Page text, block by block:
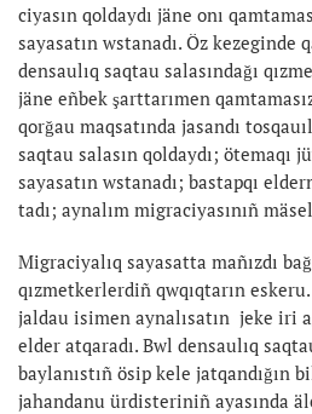
ciya­sın qoldaydı jäne onı
sayasatın wstanadı. Öz kezeginde
densaulıq saqtau salasındağı
jäne eñbek şarttarımen
qorğau maqsatında ja­sandı
saqtau salasın qoldaydı;
sayasatın wstanadı; bastapqı
tadı; aynalım migraciyasınıñ
Migraciyalıq sayasatta mañızdı
qızmetkerlerdiñ qwqıqtarın
jaldau isimen aynalısatın jeke iri
elder atqaradı. Bwl den­sau­lıq
bay­lanıstıñ ösip kele jatqandığın
jahandanu ürdiste­riniñ ayasında